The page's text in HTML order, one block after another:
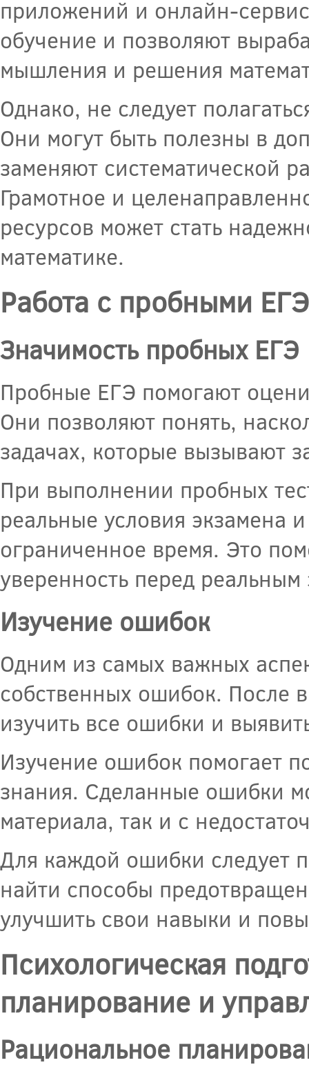
приложений и онлайн-
обучение и позволяют
мышления и решения
Однако, не следует
Они могут быть полезны в
заменяют систематической
Грамотное и
ресурсов может стать
математике.
Работа с пробными
Значимость пробных ЕГЭ
Пробные ЕГЭ помогают
Они позволяют понять,
задачах, которые вызывают
При выполнении пробных
реальные условия экзамена
ограниченное время. Это
уверенность перед
Изучение ошибок
Одним из самых важных
собственных ошибок. После
изучить все ошибки и
Изучение ошибок помогает
знания. Сделанные ошибки
материала, так и с
Для каждой ошибки следует
найти способы
улучшить свои навыки и
Психологическая
планирование и
Рациональное